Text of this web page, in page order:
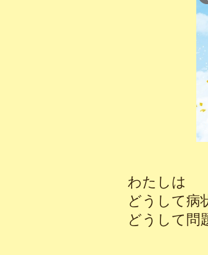
わたしは
どうして病
どうして問